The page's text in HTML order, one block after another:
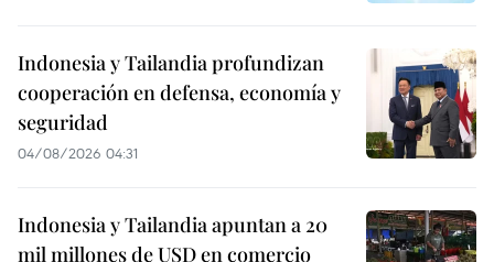
Indonesia y Tailandia profundizan
cooperación en defensa, economía y
seguridad
04/08/2026 04:31
Indonesia y Tailandia apuntan a 20
mil millones de USD en comercio